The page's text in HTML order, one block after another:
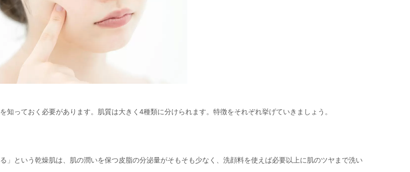
っておく必要があります。肌質は大きく4種類に分けられます。特徴をそれぞれ挙げていきましょう。
」という乾燥肌は、肌の潤いを保つ皮脂の分泌量がそもそも少なく、洗顔料を使えば必要以上に肌のツヤまで洗い